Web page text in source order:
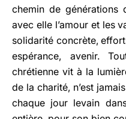
chemin de générations
avec elle l’amour et les
solidarité concrète,
espérance, avenir.
chrétienne vit à la
de la charité, n’est
chaque jour levain